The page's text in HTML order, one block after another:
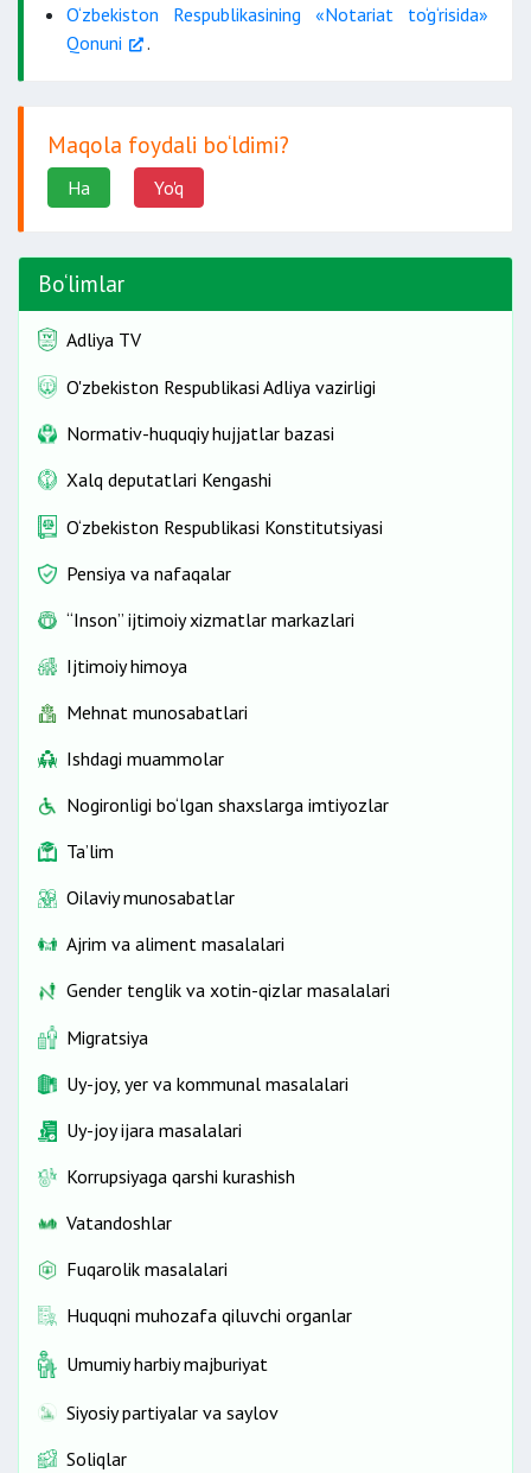
O‘zbekiston Respublikasining «Notariat to‘g‘risida»
Qonuni
.
Maqola foydali bo‘ldimi?
Ha Yo'q
Bo‘limlar
Adliya TV
O'zbekiston Respublikasi Adliya vazirligi
Normativ-huquqiy hujjatlar bazasi
Xalq deputatlari Kengashi
O‘zbekiston Respublikasi Konstitutsiyasi
Pensiya va nafaqalar
“Inson” ijtimoiy xizmatlar markazlari
Ijtimoiy himoya
Mehnat munosabatlari
Ishdagi muammolar
Nogironligi bo‘lgan shaxslarga imtiyozlar
Ta’lim
Oilaviy munosabatlar
Ajrim va aliment masalalari
Gender tenglik va xotin-qizlar masalalari
Migratsiya
Uy-joy, yer va kommunal masalalari
Uy-joy ijara masalalari
Korrupsiyaga qarshi kurashish
Vatandoshlar
Fuqarolik masalalari
Huquqni muhozafa qiluvchi organlar
Umumiy harbiy majburiyat
Siyosiy partiyalar va saylov
Soliqlar